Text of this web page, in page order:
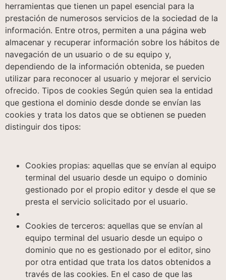
herramientas que tienen un papel esencial para la
prestación de numerosos servicios de la sociedad de la
información. Entre otros, permiten a una página web
almacenar y recuperar información sobre los hábitos de
navegación de un usuario o de su equipo y,
dependiendo de la información obtenida, se pueden
utilizar para reconocer al usuario y mejorar el servicio
ofrecido. Tipos de cookies Según quien sea la entidad
que gestiona el dominio desde donde se envían las
cookies y trata los datos que se obtienen se pueden
distinguir dos tipos:
Cookies propias: aquellas que se envían al equipo
terminal del usuario desde un equipo o dominio
gestionado por el propio editor y desde el que se
presta el servicio solicitado por el usuario.
Cookies de terceros: aquellas que se envían al
equipo terminal del usuario desde un equipo o
dominio que no es gestionado por el editor, sino
por otra entidad que trata los datos obtenidos a
través de las cookies. En el caso de que las